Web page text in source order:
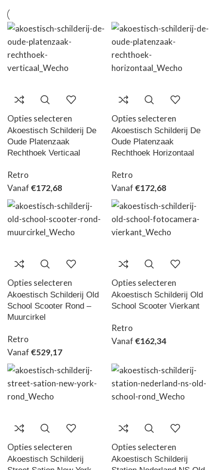
Zwart 210
Opties selecteren
Akoestisch Schilderij De
Oude Platenzaak
Rechthoek Verticaal
Retro
Vanaf €172,68
Opties selecteren
Akoestisch Schilderij De
Oude Platenzaak
Rechthoek Horizontaal
Retro
Vanaf €172,68
Opties selecteren
Akoestisch Schilderij Old
School Scooter Rond –
Muurcirkel
Retro
Vanaf €529,17
Opties selecteren
Akoestisch Schilderij Old
School Scooter Vierkant
Retro
Vanaf €162,34
Opties selecteren
Akoestisch Schilderij
Opties selecteren
Akoestisch Schilderij